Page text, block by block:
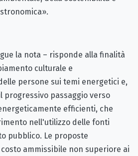
la nota – risponde alla finalità
culturale e
persone sui temi energetici e,
progressivo passaggio verso
efficienti, che
nell'utilizzo delle fonti
pubblico. Le proposte
ammissibile non superiore ai